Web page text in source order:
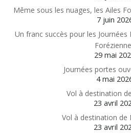
Même sous les nuages, les Ailes
7 juin
Un franc succès pour les
29 mai
Journées portes
4 mai
Vol à destination
23 avril
Vol à destination de
23 avril